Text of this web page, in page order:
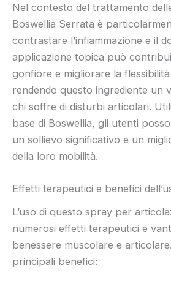
Nel contesto del trattamento
Boswellia Serrata è
contrastare l’infiammazione e il
applicazione topica può
gonfiore e migliorare la
rendendo questo ingrediente un
chi soffre di disturbi articolari.
base di Boswellia, gli utenti
un sollievo significativo e un
della loro mobilità.
Effetti terapeutici e benefici
L’uso di questo spray per
numerosi effetti terapeutici e
benessere muscolare e
principali benefici: